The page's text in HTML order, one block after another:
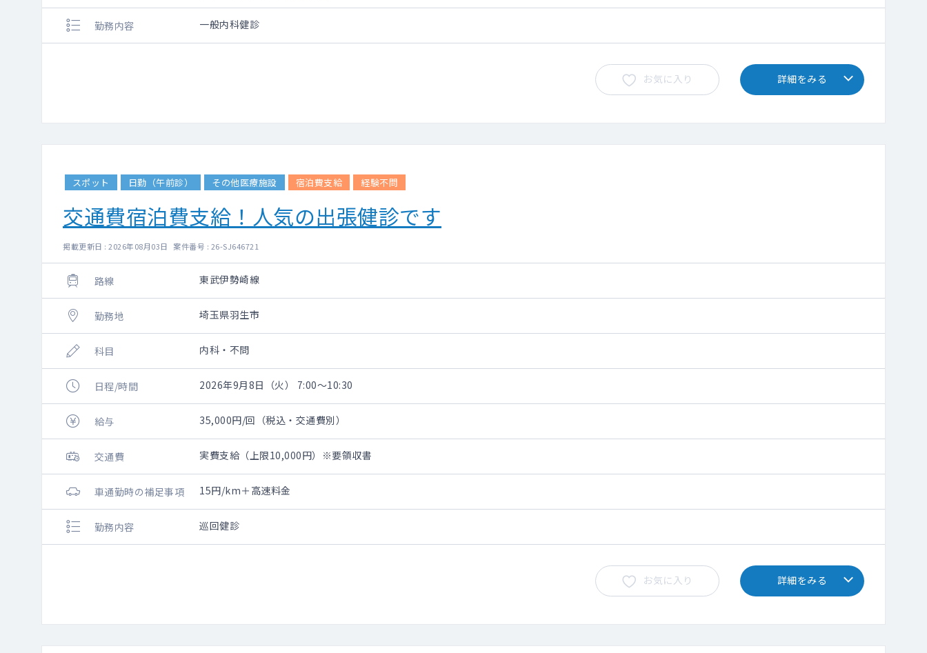
勤務内容 一般内科健診
お気に入り 詳細をみる
スポット 日勤（午前診） その他医療施設 宿泊費支給 経験不問
交通費宿泊費支給！人気の出張健診です
掲載更新日 : 2026年08月03日 案件番号 : 26-SJ646721
路線 東武伊勢崎線
勤務地 埼玉県羽生市
科目 内科・不問
日程/時間 2026年9月8日（火） 7:00～10:30
給与 35,000円/回（税込・交通費別）
交通費 実費支給（上限10,000円）※要領収書
車通勤時の補足事項 15円/km＋高速料金
勤務内容 巡回健診
お気に入り 詳細をみる